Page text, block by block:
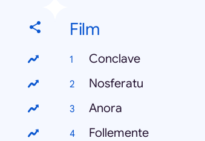
Film
Conclave
Nosferatu
Anora
Follemente